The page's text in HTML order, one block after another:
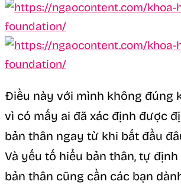
Điều này với mình không đúng
vì có mấy ai đã xác định được
bản thân ngay từ khi bắt đầu
Và yếu tố hiểu bản thân, tự
bản thân cũng cần các bạn